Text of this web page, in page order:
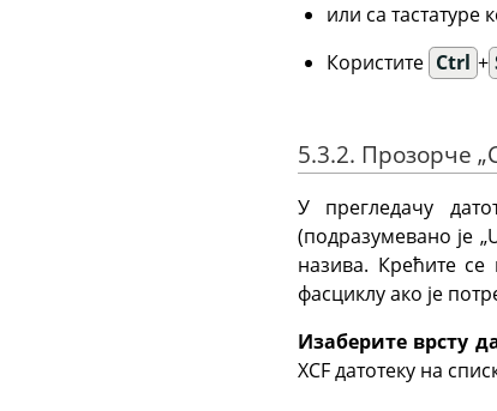
или са
Користите Ctrl +
5.3.2. Прозорче
У прегледачу
(подразумевано је „
назива. Крећите
фасциклу ако је
Изаберите врсту
XCF датотеку на